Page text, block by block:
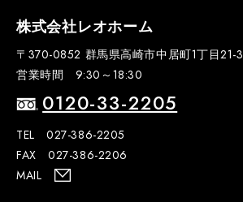
株式会社レオホーム
〒370-0852 群馬県高崎市中居町1丁目21-3
営業時間 9:30～18:30
0120-33-2205
TEL 027-386-2205
FAX 027-386-2206
MAIL